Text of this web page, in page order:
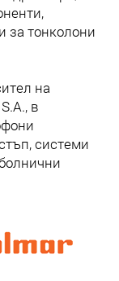
за тонколони
на
в
системи